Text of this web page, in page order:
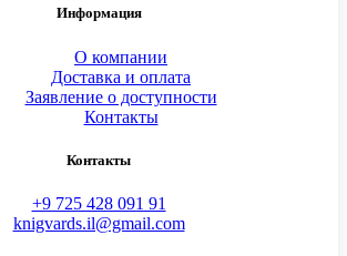
Информация
О компании
Доставка и оплата
Заявление о доступности
Контакты
Контакты
+9 725 428 091 91
knigvards.il@gmail.com